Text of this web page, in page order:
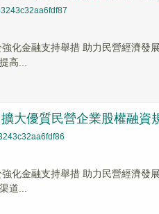
化金融支持舉措 助力民營經濟發
高...
大優質民營企業股權融資
化金融支持舉措 助力民營經濟發
道...